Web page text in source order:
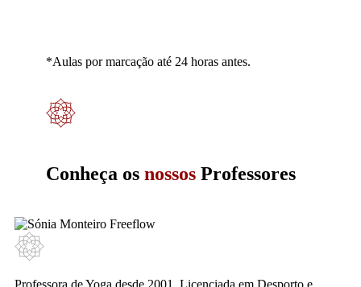
*Aulas por marcação até 24 horas antes.
Conheça os nossosProfessores